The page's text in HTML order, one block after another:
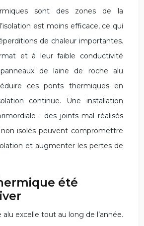
sont des zones de la
est moins efficace, ce qui
de chaleur importantes.
et à leur faible conductivité
de laine de roche alu
ces ponts thermiques en
continue. Une installation
: des joints mal réalisés
isolés peuvent compromettre
et augmenter les pertes de
été
alu excelle tout au long de l’année.